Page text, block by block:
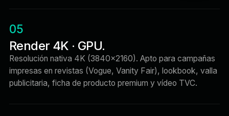
05
Render 4K · GPU.
Resolución nativa 4K (3840×2160). Apto para campañas
impresas en revistas (Vogue, Vanity Fair), lookbook, valla
publicitaria, ficha de producto premium y vídeo TVC.